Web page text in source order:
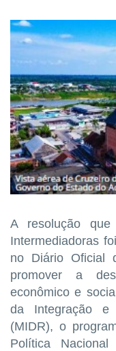
A resolução
Intermediadoras
no Diário Oficial
promover a
econômico e
da Integração e
(MIDR), o
Política Nacional